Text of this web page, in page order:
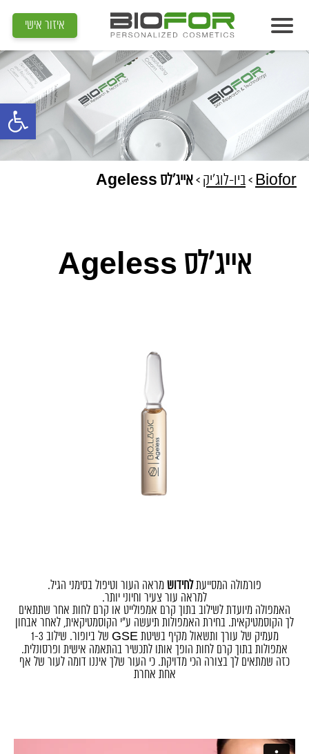
פתח סרגל
אודות
מוצרים
תוצאות
מדיה
מאמרים
איתור קוסמטיקאית
איזור אישי
Biofor
>ביו-לוג'יק >אייג’לס Ageless
אייג'לס Ageless
פורמולה המסייעתלחידוש מראה העור וטיפול בסימני הגיל.
למראה עור צעיר וחיוני יותר.
האמפולה מיועדת לשילוב בתוך קרם אמפולייט או קרם לחות אחר שתתאים
לך הקוסמטיקאית. בחירת האמפולות תיעשה ע"י הקוסמטיקאית, לאחר אבחון
מעמיק של עורך ותשאול מקיף בשיטת GSE של ביופור. שילוב 1-3
אמפולות בתוך קרם לחות הופך אותו לתכשיר בהתאמה אישית ופרסונלית.
כזה שמתאים לך בצורה הכי מדויקת. כי העור שלך איננו דומה לעור של אף
אחת אחרת